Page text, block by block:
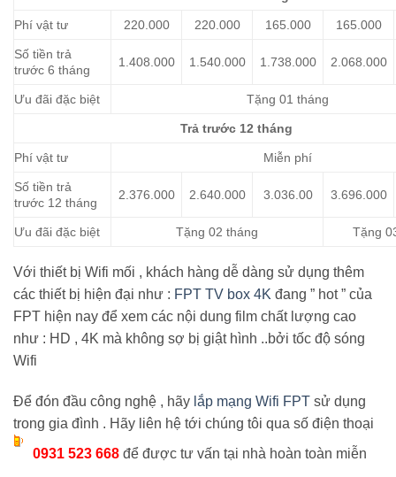
Phí vật tư 220.000 220.000 165.000 165.000
Số tiền trả
trước 6 tháng
1.408.000 1.540.000 1.738.000 2.068.000
Ưu đãi đặc biệt Tặng 01 tháng
Trả trước 12 tháng
Phí vật tư Miễn phí
Số tiền trả
trước 12 tháng
2.376.000 2.640.000 3.036.00 3.696.000
Ưu đãi đặc biệt Tặng 02 tháng Tặng
Với thiết bị Wifi mối , khách hàng dễ dàng sử dụng thêm
các thiết bị hiện đại như : FPT TV box 4K đang ” hot ” của
FPT hiện nay để xem các nội dung film chất lượng cao
như : HD , 4K mà không sợ bị giật hình ..bởi tốc độ sóng
Wifi
Để đón đầu công nghệ , hãy lắp mạng Wifi FPT sử dụng
trong gia đình . Hãy liên hệ tới chúng tôi qua số điện thoại
0931 523 668 để được tư vấn tại nhà hoàn toàn miễn